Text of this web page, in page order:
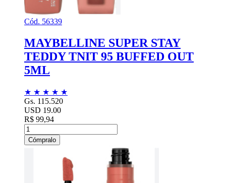
Cód. 56339
MAYBELLINE SUPER STAY
TEDDY TNIT 95 BUFFED OUT
5ML
★ ★ ★ ★ ★
Gs. 115.520
USD 19.00
R$ 99,94
Cómpralo